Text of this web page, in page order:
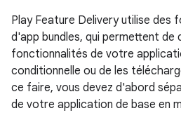
Play Feature Delivery utilise des
d'app bundles, qui permettent de
fonctionnalités de votre
conditionnelle ou de les
ce faire, vous devez d'abord
de votre application de base en